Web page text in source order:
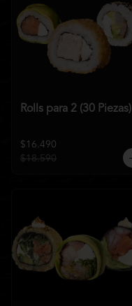
Rolls para 2 (30 Piezas)
$16.490
$18.590